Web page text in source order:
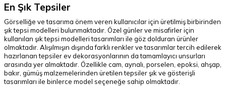
En Şık Tepsiler
Görselliğe ve tasarıma önem veren kullanıcılar için üretilmiş birbirinden
şık tepsi modelleri bulunmaktadır. Özel günler ve misafirler için
kullanılan şık tepsi modelleri tasarımları ile göz dolduran ürünler
olmaktadır. Alışılmışın dışında farklı renkler ve tasarımlar tercih edilerek
hazırlanan tepsiler ev dekorasyonlarının da tamamlayıcı unsurları
arasında yer almaktadır. Özellikle cam, aynalı, porselen, epoksi, ahşap,
bakır, gümüş malzemelerinden üretilen tepsiler şık ve gösterişli
tasarımları ile binlerce model seçeneğe sahip olmaktadır.